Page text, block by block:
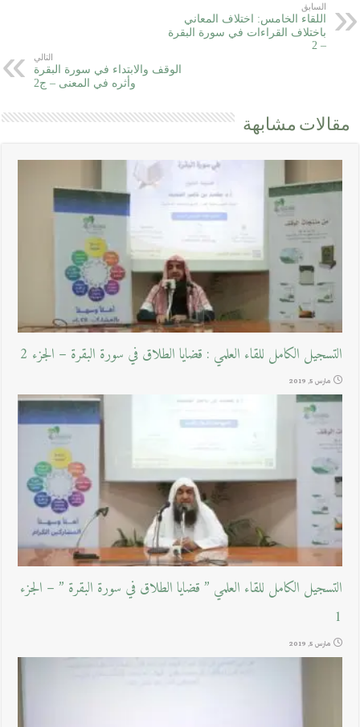
السابق
اللقاء الخامس: اختلاف المعاني
باختلاف القراءات في سورة البقرة
– 2
التالي
الوقف والابتداء في سورة البقرة
وأثره في المعنى – ج2
مقالات مشابهة
التسجيل الكامل للقاء العلمي : قضايا الطلاق في سورة البقرة – الجزء 2
مارس 5, 2019
التسجيل الكامل للقاء العلمي ” قضايا الطلاق في سورة البقرة ” – الجزء
1
مارس 5, 2019